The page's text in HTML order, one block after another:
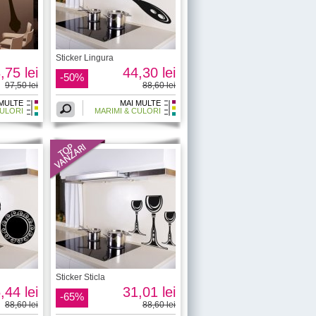
lei
97,50 lei
Sticker Lingura
-50% 44,30 lei
88,60 lei
MAI MULTE
MARIMI & CULORI
lei
88,60 lei
Sticker Sticla
-65% 31,01 lei
88,60 lei